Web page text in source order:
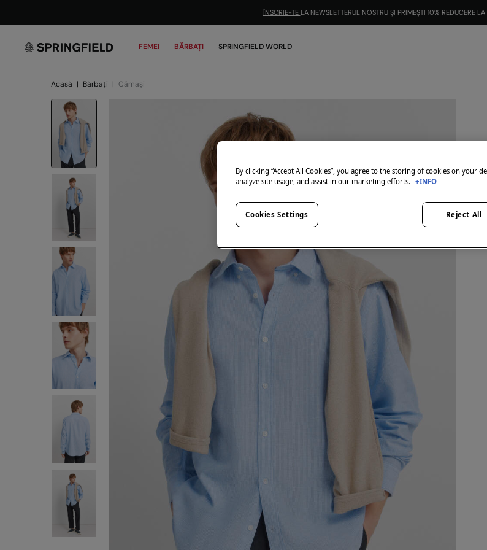
ÎNSCRIE-TE LA NEWSLETTERUL NOSTRU ȘI PRIMEȘTI 10% REDUCERE
FEMEI BĂRBAȚI SPRINGFIELD WORLD
Acasă | Bărbați | Cămași
By clicking “Accept All Cookies”, you agree to the storing of cookies on your
analyze site usage, and assist in our marketing efforts. +INFO
Reject All
Cookies Settings